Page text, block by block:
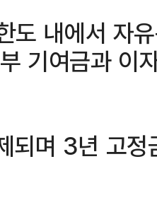
도 내에서 자
기여금과 이
되며 3년 고